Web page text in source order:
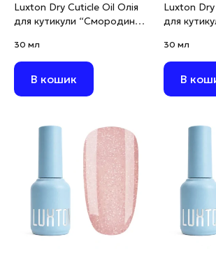
Luxton Dry Cuticle Oil Олія
для кутикули “Смородина”,
30 мл
В кошик
Luxton
для
30 мл
В